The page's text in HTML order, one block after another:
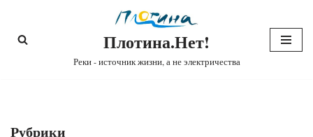
Перейти
Плотина.Нет!
Реки - источник жизни, а не электричества
Рубрики